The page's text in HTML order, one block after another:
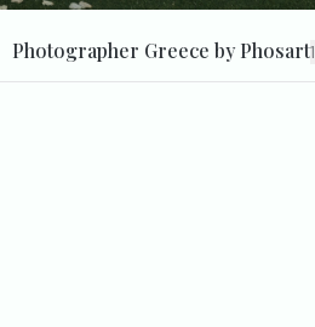
Photographer Greece by Phosart1